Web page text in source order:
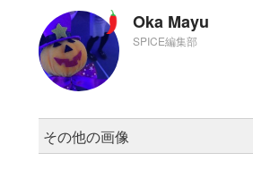
Oka Mayu
SPICE編集部
その他の画像